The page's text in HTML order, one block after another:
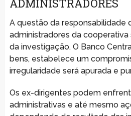
ADMINISTRADORES
A questão da responsabilidade
administradores da
da investigação. O Banco
bens, estabelece um
irregularidade será apurada e
Os ex-dirigentes podem
administrativas e até mesmo